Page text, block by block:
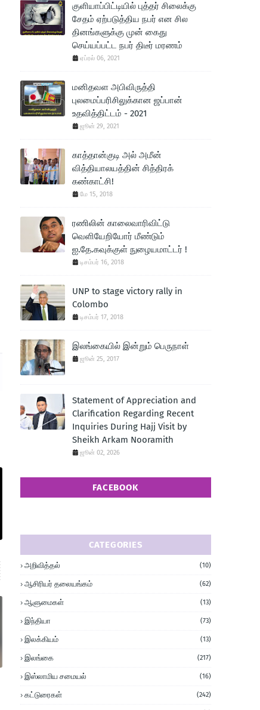
குளியாப்பிட்டியில் புத்தர் சிலைக்கு
சேதம் ஏற்படுத்திய நபர் என சில
தினங்களுக்கு முன் கைது
செய்யப்பட்ட நபர் திடீர் மரணம்
ஏப்ரல் 06, 2021
மனிதவள அபிவிருத்தி
புலமைப்பரிசிலுக்கான ஜப்பான்
உதவித்திட்டம் - 2021
ஜூன் 29, 2021
காத்தான்குடி அல் அமீன்
வித்தியாலயத்தின் சித்திரக்
கண்காட்சி!
மே 15, 2018
ரணிலின் காலைவாரிவிட்டு
வெளியேறியோர் மீண்டும்
ஐ.தே.கவுக்குள் நுழையமாட்டர் !
டிசம்பர் 16, 2018
UNP to stage victory rally in
Colombo
டிசம்பர் 17, 2018
இலங்கையில் இன்றும் பெருநாள்
ஜூன் 25, 2017
Statement of Appreciation and
Clarification Regarding Recent
Inquiries During Hajj Visit by
Sheikh Arkam Nooramith
ஜூன் 02, 2026
FACEBOOK
CATEGORIES
அறிவித்தல் (10)
ஆசிரியர் தலையங்கம் (62)
ஆளுமைகள் (13)
இந்தியா (73)
இலக்கியம் (13)
இலங்கை (217)
இஸ்லாமிய சமையல் (16)
கட்டுரைகள் (242)